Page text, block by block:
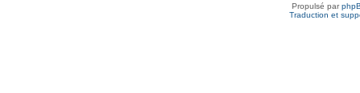
Propulsé par
Traduction et